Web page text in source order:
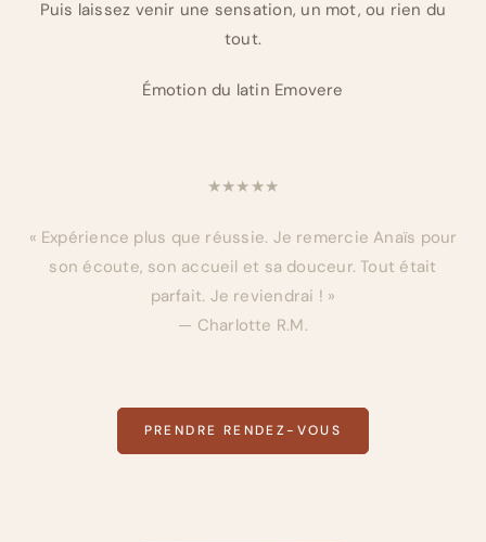
Puis laissez venir une sensation, un mot, ou rien du
tout.
Émotion du latin Emovere
★★★★★
« Expérience plus que réussie. Je remercie Anaïs pour
son écoute, son accueil et sa douceur. Tout était
parfait. Je reviendrai ! »
— Charlotte R.M.
PRENDRE RENDEZ-VOUS